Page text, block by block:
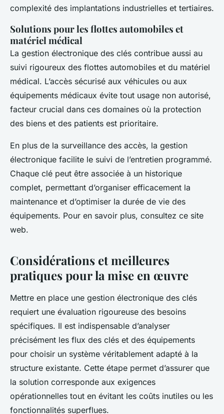
complexité des implantations industrielles et tertiaires.
Solutions pour les flottes automobiles et
matériel médical
La gestion électronique des clés contribue aussi au
suivi rigoureux des flottes automobiles et du matériel
médical. L’accès sécurisé aux véhicules ou aux
équipements médicaux évite tout usage non autorisé,
facteur crucial dans ces domaines où la protection
des biens et des patients est prioritaire.
En plus de la surveillance des accès, la gestion
électronique facilite le suivi de l’entretien programmé.
Chaque clé peut être associée à un historique
complet, permettant d’organiser efficacement la
maintenance et d’optimiser la durée de vie des
équipements. Pour en savoir plus, consultez ce site
web.
Considérations et meilleures
pratiques pour la mise en œuvre
Mettre en place une gestion électronique des clés
requiert une évaluation rigoureuse des besoins
spécifiques. Il est indispensable d’analyser
précisément les flux des clés et des équipements
pour choisir un système véritablement adapté à la
structure existante. Cette étape permet d’assurer que
la solution corresponde aux exigences
opérationnelles tout en évitant les coûts inutiles ou les
fonctionnalités superflues.